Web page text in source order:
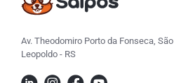
Av. Theodomiro Porto da Fonseca, São
Leopoldo - RS